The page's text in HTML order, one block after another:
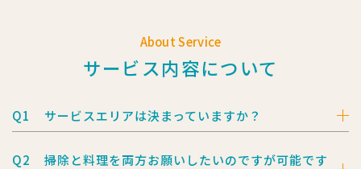
About Service
サービス内容について
Q1 サービスエリアは決まっていますか？
Q2
掃除と料理を両方お願いしたいのですが可能です